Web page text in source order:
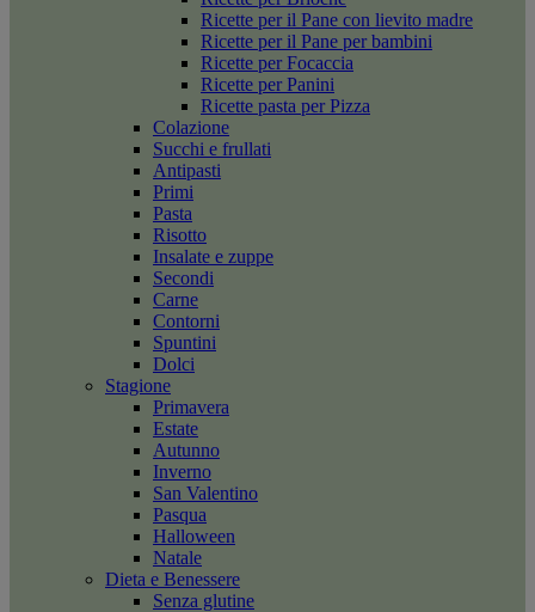
Ricette per il Pane con lievito madre
Ricette per il Pane per bambini
Ricette per Focaccia
Ricette per Panini
Ricette pasta per Pizza
Colazione
Succhi e frullati
Antipasti
Primi
Pasta
Risotto
Insalate e zuppe
Secondi
Carne
Contorni
Spuntini
Dolci
Stagione
Primavera
Estate
Autunno
Inverno
San Valentino
Pasqua
Halloween
Natale
Dieta e Benessere
Senza glutine